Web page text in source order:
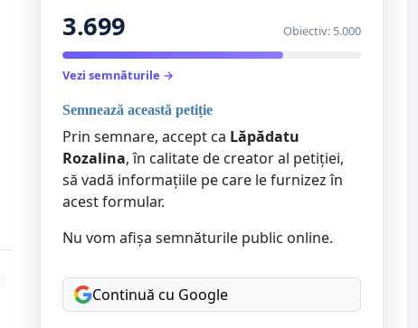
3.699 Obiectiv: 5.000
Vezi semnăturile →
Semnează această petiție
Prin semnare, accept ca Lăpădatu
Rozalina, în calitate de creator al petiției,
să vadă informațiile pe care le furnizez în
acest formular.
Nu vom afișa semnăturile public online.
Continuă cu Google